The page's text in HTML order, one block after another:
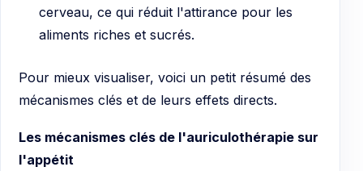
cerveau, ce qui réduit l'attirance pour les
aliments riches et sucrés.
Pour mieux visualiser, voici un petit résumé des
mécanismes clés et de leurs effets directs.
Les mécanismes clés de l'auriculothérapie sur
l'appétit